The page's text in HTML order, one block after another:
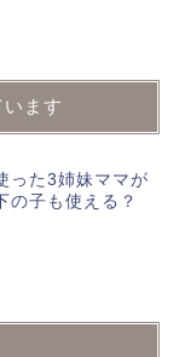
ます
った3姉妹ママが
の子も使える？